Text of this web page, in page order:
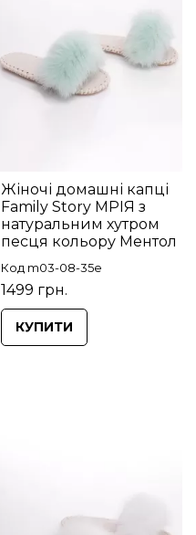
Жіночі домашні капці
Family Story МРІЯ з
натуральним хутром
песця кольору Ментол
Код m03-08-35e
1499 грн.
КУПИТИ